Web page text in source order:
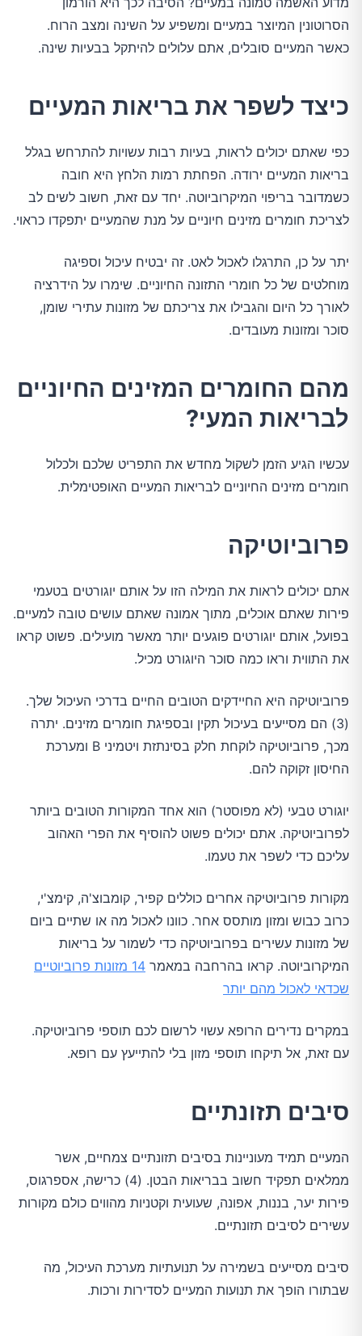
הסרוטונין המיוצר במעיים ומשפיע על השינה ומצב הרוח.
כאשר המעיים סובלים, אתם עלולים להיתקל בבעיות שינה.
כיצד לשפר את בריאות המעיים
כפי שאתם יכולים לראות, בעיות רבות עשויות להתרחש בגלל
בריאות המעיים ירודה. הפחתת רמות הלחץ היא חובה
כשמדובר בריפוי המיקרוביוטה. יחד עם זאת, חשוב לשים לב
לצריכת חומרים מזינים חיוניים על מנת שהמעיים יתפקדו כראוי.
יתר על כן, התרגלו לאכול לאט. זה יבטיח עיכול וספיגה
מוחלטים של כל חומרי התזונה החיוניים. שימרו על הידרציה
לאורך כל היום והגבילו את צריכתם של מזונות עתירי שומן,
סוכר ומזונות מעובדים.
מהם החומרים המזינים החיוניים
לבריאות המעי?
עכשיו הגיע הזמן לשקול מחדש את התפריט שלכם ולכלול
חומרים מזינים החיוניים לבריאות המעיים האופטימלית.
פרוביוטיקה
אתם יכולים לראות את המילה הזו על אותם יוגורטים בטעמי
פירות שאתם אוכלים, מתוך אמונה שאתם עושים טובה למעיים.
בפועל, אותם יוגורטים פוגעים יותר מאשר מועילים. פשוט קראו
את התווית וראו כמה סוכר היוגורט מכיל.
פרוביוטיקה היא החיידקים הטובים החיים בדרכי העיכול שלך.
(3) הם מסייעים בעיכול תקין ובספיגת חומרים מזינים. יתרה
מכך, פרוביוטיקה לוקחת חלק בסינתזת ויטמיני B ומערכת
החיסון זקוקה להם.
יוגורט טבעי (לא מפוסטר) הוא אחד המקורות הטובים ביותר
לפרוביוטיקה. אתם יכולים פשוט להוסיף את הפרי האהוב
עליכם כדי לשפר את טעמו.
מקורות פרוביוטיקה אחרים כוללים קפיר, קומבוצ'ה, קימצ'י,
כרוב כבוש ומזון מותסס אחר. כוונו לאכול מה או שתיים ביום
של מזונות עשירים בפרוביוטיקה כדי לשמור על בריאות
המיקרוביוטה. קראו בהרחבה במאמר
14 מזונות פרוביוטיים
שכדאי לאכול מהם יותר
במקרים נדירים הרופא עשוי לרשום לכם תוספי פרוביוטיקה.
עם זאת, אל תיקחו תוספי מזון בלי להתייעץ עם רופא.
סיבים תזונתיים
המעיים תמיד מעוניינות בסיבים תזונתיים צמחיים, אשר
ממלאים תפקיד חשוב בבריאות הבטן. (4) כרישה, אספרגוס,
פירות יער, בננות, אפונה, שעועית וקטניות מהווים כולם מקורות
עשירים לסיבים תזונתיים.
סיבים מסייעים בשמירה על תנועתיות מערכת העיכול, מה
שבתורו הופך את תנועות המעיים לסדירות ורכות.